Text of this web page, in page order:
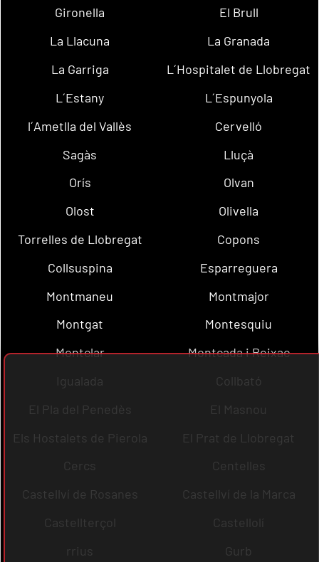
Gironella
El Brull
La Llacuna
La Granada
La Garriga
L´Hospitalet de Llobregat
L´Estany
L´Espunyola
l´Ametlla del Vallès
Cervelló
Sagàs
Lluçà
Orís
Olvan
Olost
Olivella
Torrelles de Llobregat
Copons
Collsuspina
Esparreguera
Montmaneu
Montmajor
Montgat
Montesquiu
Montclar
Montcada i Reixac
Igualada
Collbató
El Pla del Penedès
El Masnou
Els Hostalets de Pierola
El Prat de Llobregat
Cercs
Centelles
Castellví de Rosanes
Castellví de la Marca
Castellterçol
Castellolí
rrius
Gurb